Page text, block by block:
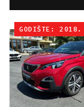
GODIŠTE: 2018.